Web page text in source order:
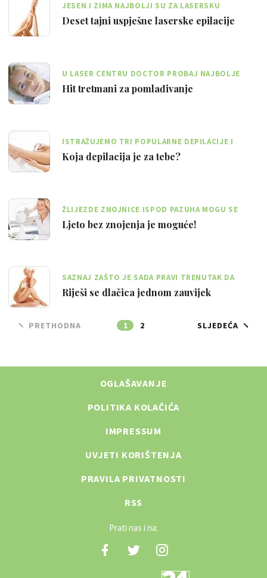
JESEN I ZIMA NAJBOLJI SU ZA LASERSKU
EPILACIJU JER TADA IMA NAJMANJE UV ZRAKA
Deset tajni uspješne laserske epilacije
U LASER CENTRU DOCTOR PROBAJ NAJBOLJE
SVJETSKE TRETMANE ZA KOŽU
Hit tretmani za pomlađivanje
ISTRAŽUJEMO TRI POPULARNE DEPILACIJE I
OTKRIVAMO NJIHOVE PREDNOSTI I NEDOSTATKE
Koja depilacija je za tebe?
ŽLIJEZDE ZNOJNICE ISPOD PAZUHA MOGU SE
BOTOXOM UMRTVITI NA 4 DO 6 MJESECI
Ljeto bez znojenja je moguće!
SAZNAJ ZAŠTO JE SADA PRAVI TRENUTAK DA
KRENEŠ NA LASERSKU EPILACIJU!
Riješi se dlačica jednom zauvijek
PRETHODNA 1 2 SLJEDEĆA
OGLAŠAVANJE
POLITIKA KOLAČIĆA
IMPRESSUM
UVJETI KORIŠTENJA
PRAVILA PRIVATNOSTI
RSS
Prati nas i na: